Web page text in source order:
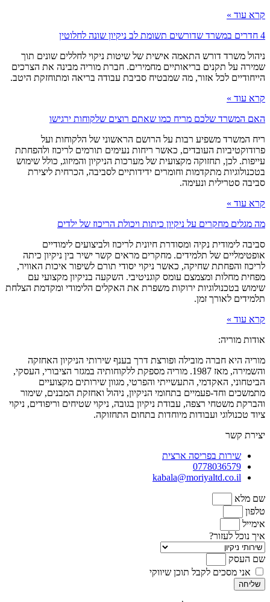
קרא עוד »
4 חדרים במשרד שדורשים תשומת לב ניקיון שונה לחלוטין
ניהול משרד דורש התאמה אישית של שיטות ניקוי לחללים שונים תוך
שמירה על תקנים בריאותיים מחמירים. חברת מוריה מבינה את הצרכים
הייחודיים לכל אזור, מה שמבטיח סביבת עבודה בריאה ומתוחזקת היטב.
קרא עוד »
האם המשרד שלכם מריח כמו שאתם רוצים שלקוחות ירגישו
ריח המשרד משפיע רבות על הרושם הראשוני של הלקוחות ועל
פרודוקטיביות העובדים, כאשר ריחות נעימים תורמים לריכוז ולהפחתת
עייפות. לכן, תחזוקה מקצועית של מערכות הניקיון והמיזוג, כולל שימוש
בטכנולוגיות מתקדמות וחומרים ידידותיים לסביבה, הכרחית ליצירת
סביבה סטרילית ונעימה.
קרא עוד »
מה מגלים מחקרים על ניקיון כיתות ויכולת הריכוז של ילדים
סביבה לימודית נקיה ומסודרת חיונית לריכוז ולביצועים לימודיים
אופטימליים של תלמידים. מחקרים מראים קשר ישיר בין ניקיון כיתה
לריכוז והפחתת שחיקה, כאשר ניקוי יסודי תורם לשיפור איכות האוויר,
מפחית מחלות ומצמצם עומס קוגניטיבי. השקעה בניקיון מקצועי עם
שימוש בטכנולוגיות ירוקות משפרת את האקלים הלימודי ומקדמת הצלחת
תלמידים לאורך זמן.
קרא עוד »
אודות מוריה:
מוריה היא חברה מובילה ופורצת דרך בענף שירותי הניקיון האחזקה
והשמירה, מאז 1987. מוריה מספקת ללקוחותיה במגזר הציבורי, העסקי,
הביטחוני, האקדמי, התעשייתי והפרטי, מגוון שירותים מקצועיים
מתמשכים וחד-פעמיים בתחומי הניקיון, ניהול ואחזקת המבנים, שימור
והברקת משטחי רצפה, עבודת ניקיון בגובה, ניקוי שטיחים וריפודים, ניקוי
ציוד טכנולוגי ועבודות מיוחדות בתחום התחזוקה.
יצירת קשר
שירות בפריסה ארצית
0778036579
kabala@moriyaltd.co.il
שם מלא
טלפון
אימייל
איך נוכל לעזור?
שם העסק
אני מסכים לקבל תוכן שיווקי
שליחה